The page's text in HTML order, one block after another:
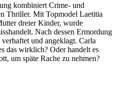
kombiniert Crime- und
Thriller. Mit Topmodel Laetitia
dreier Kinder, wurde
Nach dessen Ermordung
und angeklagt. Carla
das wirklich? Oder handelt es
um späte Rache zu nehmen?